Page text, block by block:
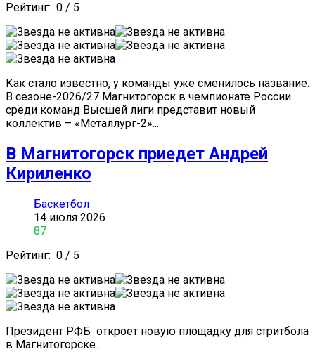
Рейтинг: 0 / 5
Как стало известно, у команды уже сменилось название.
В сезоне-2026/27 Магнитогорск в чемпионате России
среди команд Высшей лиги представит новый
коллектив – «Металлург-2»...
В Магнитогорск приедет Андрей
Кириленко
Баскетбол
14 июля 2026
87
Рейтинг: 0 / 5
Президент РФБ откроет новую площадку для стритбола
в Магнитогорске...